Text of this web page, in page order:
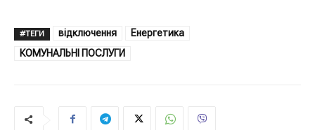
#ТЕГИ відключення
Енергетика
КОМУНАЛЬНІ ПОСЛУГИ